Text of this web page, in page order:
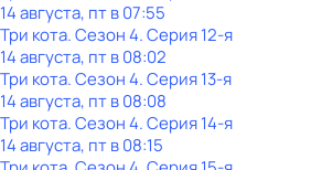
14 августа, пт в 07:55
Три кота. Сезон 4. Серия 12-я
14 августа, пт в 08:02
Три кота. Сезон 4. Серия 13-я
14 августа, пт в 08:08
Три кота. Сезон 4. Серия 14-я
14 августа, пт в 08:15